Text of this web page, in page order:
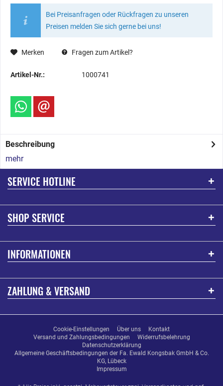
Bei Preisanfragen oder Rückfragen zu unseren
Preisen melden Sie sich gerne bei uns!
Merken Fragen zum Artikel?
Artikel-Nr.: 1000741
Beschreibung
mehr
SERVICE HOTLINE
SHOP SERVICE
INFORMATIONEN
ZAHLUNG & VERSAND
Cookie-Einstellungen Über uns
Kontakt
Versand und Zahlungsbedingungen
Widerrufsbelehrung
Datenschutzerklärung
Allgemeine Geschäftsbedingungen der Fa. Ewald Kongsbak GmbH & Co.
KG, Lübeck
Impressum